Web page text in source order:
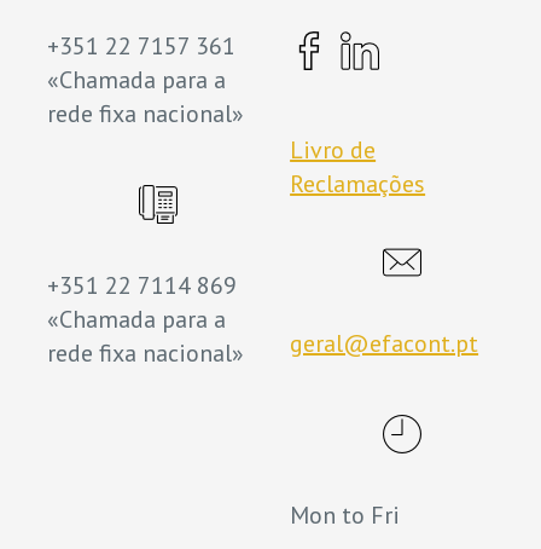
+351 22 7157 361
«Chamada para a
rede fixa nacional»
+351 22 7114 869
«Chamada para a
rede fixa nacional»
Livro de
Reclamações
geral@efacont.pt
Mon to Fri